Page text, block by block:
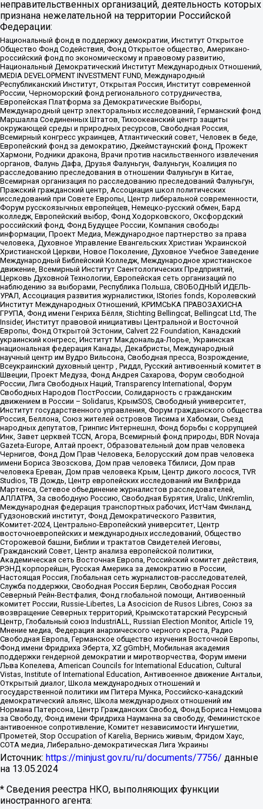
неправительственных организаций, деятельность которых
признана нежелательной на территории Российской
Федерации:
Национальный фонд в поддержку демократии, Институт Открытое
Общество Фонд Содействия, Фонд Открытое общество, Американо-
российский фонд по экономическому и правовому развитию,
Национальный Демократический Институт Международных Отношений,
MEDIA DEVELOPMENT INVESTMENT FUND, Международный
Республиканский Институт, Открытая Россия, Институт современной
России, Черноморский фонд регионального сотрудничества,
Европейская Платформа за Демократические Выборы,
Международный центр электоральных исследований, Германский фонд
Маршалла Соединенных Штатов, Тихоокеанский центр защиты
окружающей среды и природных ресурсов, Свободная Россия,
Всемирный конгресс украинцев, Атлантический совет, Человек в беде,
Европейский фонд за демократию, Джеймстаунский фонд, Прожект
Хармони, Родники дракона, Врачи против насильственного извлечения
органов, Фалунь Дафа, Друзья Фалуньгун, Фалуньгун, Коалиция по
расследованию преследования в отношении Фалуньгун в Китае,
Всемирная организация по расследованию преследований Фалуньгун,
Пражский гражданский центр, Ассоциация школ политических
исследований при Совете Европы, Центр либеральной современности,
Форум русскоязычных европейцев, Немецко-русский обмен, Бард
колледж, Европейский выбор, Фонд Ходорковского, Оксфордский
российский фонд, Фонд Будущее России, Компания свободы
информации, Проект Медиа, Международное партнерство за права
человека, Духовное Управление Евангельских Христиан Украинской
Христианской Церкви, Новое Поколение, Духовное Учебное Заведение
Международный Библейский Колледж, Международное христианское
движение, Всемирный Институт Саентологических Предприятий,
Церковь Духовной Технологии, Европейская сеть организаций по
наблюдению за выборами, Республика Польша, СВОБОДНЫЙ ИДЕЛЬ-
УРАЛ, Ассоциация развития журналистики, IStories fonds, Королевский
Институт Международных Отношений, КРИМСЬКА ПРАВОЗАХИСНА
ГРУПА, Фонд имени Генриха Бёлля, Stichting Bellingcat, Bellingcat Ltd, The
Insider, Институт правовой инициативы Центральной и Восточной
Европы, Фонд Открытой Эстонии, Calvert 22 Foundation, Канадский
украинский конгресс, Институт Макдональда-Лорье, Украинская
национальная федерация Канады, Декабристы, Международный
научный центр им Вудро Вильсона, Свободная пресса, Возрождение,
Всеукраинский духовный центр , Риддл, Русский антивоенный комитет в
Швеции, Проект Медуза, Фонд Андрея Сахарова, Форум свободной
России, Лига Свободных Наций, Transparеncy International, Форум
Свободных Народов ПостРоссии, Солидарность с гражданским
движением в России – Solidarus, КрымSOS, Свободный университет,
Институт государственного управления, Форум гражданского общества
Россия, Беллона, Союз жителей островов Тисима и Хабомаи, Съезд
народных депутатов, Гринпис Интернешнл, Фонд борьбы с коррупцией
Инк, Завет церквей TCCN, Агора, Всемирный фонд природы, BDR Novaja
Gazeta-Europe, Алтай проект, Образовательный дом прав человека
Чернигов, Фонд Дом Прав Человека, Белорусский дом прав человека
имени Бориса Звозскова, Дом прав человека Тбилиси, Дом прав
человека Ереван, Дом прав человека Крым, Центр дикого лосося, TVR
Studios, ТВ Дождь, Центр европейских исследований им Вилфрида
Мартенса, Сетевое объединение журналистов расследователей,
АЛЛАТРА, За свободную Россию, Свободная Бурятия, Uralic, UnKremlin,
Международная федерация транспортных рабочих, ИстЧам Финланд,
Гудзоновский институт, Фонд Демократического Развития,
Комитет-2024, Центрально-Европейский университет, Центр
восточноевропейских и международных исследований, Общество
Сторожевой башни, Библии и трактатов Свидетелей Иеговы,
Гражданский Совет, Центр анализа европейской политики,
Академическая сеть Восточная Европа, Российский комитет действия,
РЭНД корпорейшн, Русская Америка за демократию в России,
Настоящая Россия, Глобальная сеть журналистов-расследователей,
Служба поддержки, Свободная Россия Берлин, Свободная Россия
Северный Рейн-Вестфалия, Фонд глобальной помощи, Антивоенный
комитет России, Russie-Libertes, La Asocicion de Rusos Libres, Союз за
возвращение Северных территорий, Крымскотатарский Ресурсный
Центр, Глобальный союз IndustriALL, Russian Election Monitor, Article 19,
Мнение медиа, Федерация анархического черного креста, Радио
Свободная Европа, Германское общество изучения Восточной Европы,
Фонд имени Фридриха Эберта, XZ gGmbH, Мобильная академия
поддержки гендерной демократии и миротворчества, Форум имени
Льва Копелева, American Councils for International Education, Cultural
Vistas, Institute of International Education, Антивоенное движение Антальи,
Открытый диалог, Школа международных отношений и
государственной политики им Питера Мунка, Российско-канадский
демократический альянс, Школа международных отношений им
Нормана Патерсона, Центр Гражданских Свобод, Фонд Бориса Немцова
за Свободу, Фонд имени Фридриха Науманна за свободу, Феминистское
антивоенное сопротивление, Комитет независимости Ингушетии,
Прометей, Stop Occupation of Karelia, Вернись живым, Фридом Хаус,
СОТА медиа, Либерально-демократическая Лига Украины
Источник: https://minjust.gov.ru/ru/documents/7756/ данные
на 13.05.2024
* Сведения реестра НКО, выполняющих функции
иностранного агента: